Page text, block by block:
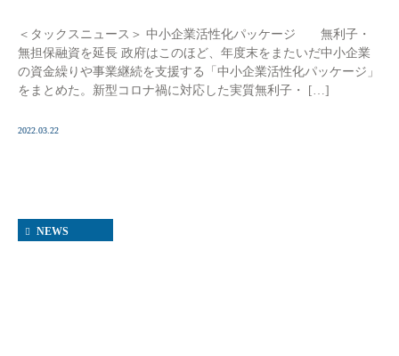
＜タックスニュース＞ 中小企業活性化パッケージ 無利子・
無担保融資を延長 政府はこのほど、年度末をまたいだ中小企業
の資金繰りや事業継続を支援する「中小企業活性化パッケージ」
をまとめた。新型コロナ禍に対応した実質無利子・ […]
2022.03.22
NEWS